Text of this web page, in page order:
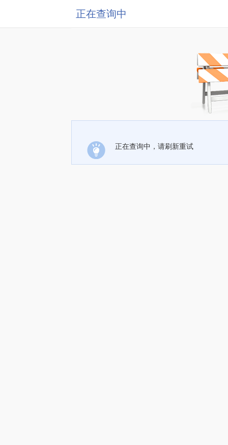
正在查询中
正在查询中，请刷新重试